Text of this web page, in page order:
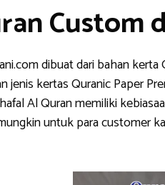
Custom
dibuat dari bahan
jenis kertas Quranic Paper
Al Quran memiliki
untuk para customer